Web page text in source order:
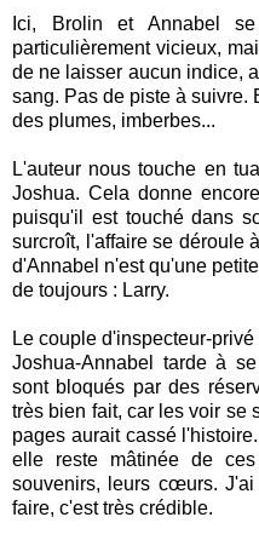
Ici, Brolin et Annabel
particulièrement vicieux,
de ne laisser aucun indice,
sang. Pas de piste à suivre.
des plumes, imberbes...
L'auteur nous touche en
Joshua. Cela donne
puisqu'il est touché dans
surcroît, l'affaire se déroule
d'Annabel n'est qu'une
de toujours : Larry.
Le couple d'inspecteur-
Joshua-Annabel tarde à
sont bloqués par des
très bien fait, car les voir se
pages aurait cassé
elle reste mâtinée de
souvenirs, leurs cœurs.
faire, c'est très crédible.